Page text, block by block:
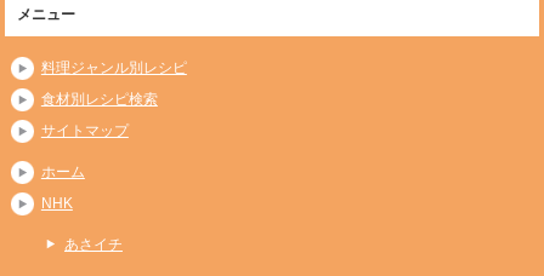
メニュー
料理ジャンル別レシピ
食材別レシピ検索
サイトマップ
ホーム
NHK
あさイチ